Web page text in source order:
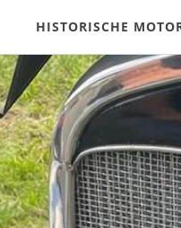
HISTORISCHE